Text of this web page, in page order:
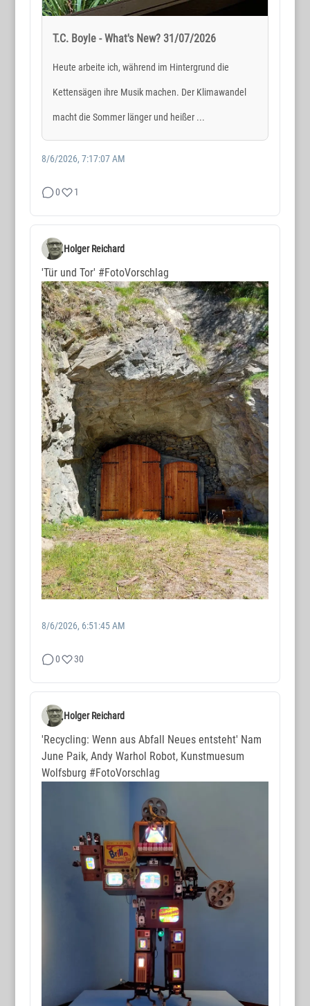
T.C. Boyle - What's New? 31/07/2026
Heute arbeite ich, während im Hintergrund die
Kettensägen ihre Musik machen. Der Klimawandel
macht die Sommer länger und heißer ...
8/6/2026, 7:17:07 AM
0 1
Holger Reichard
'Tür und Tor' #FotoVorschlag
8/6/2026, 6:51:45 AM
0 30
Holger Reichard
'Recycling: Wenn aus Abfall Neues entsteht' Nam
June Paik, Andy Warhol Robot, Kunstmuesum
Wolfsburg #FotoVorschlag